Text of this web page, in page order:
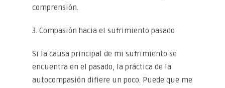
comprensión.
3. Compasión hacia el sufrimiento pasado
Si la causa principal de mi sufrimiento se
encuentra en el pasado, la práctica de la
autocompasión difiere un poco. Puede que me